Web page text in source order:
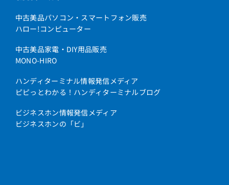
中古美品パソコン・スマートフォン販売
ハロー!コンピューター
中古美品家電・DIY用品販売
MONO-HIRO
ハンディターミナル情報発信メディア
ピピっとわかる！ハンディターミナルブログ
ビジネスホン情報発信メディア
ビジネスホンの「ビ」